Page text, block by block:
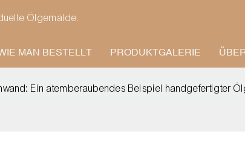
Ölgemälde.
MAN BESTELLT PRODUKTGALERIE
Ein atemberaubendes Beispiel handgefertigter